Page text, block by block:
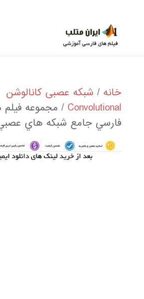
خانه / شبکه عصبی کانالوشن
Convolutional / مجموعه
فارسي جامع شبكه هاي